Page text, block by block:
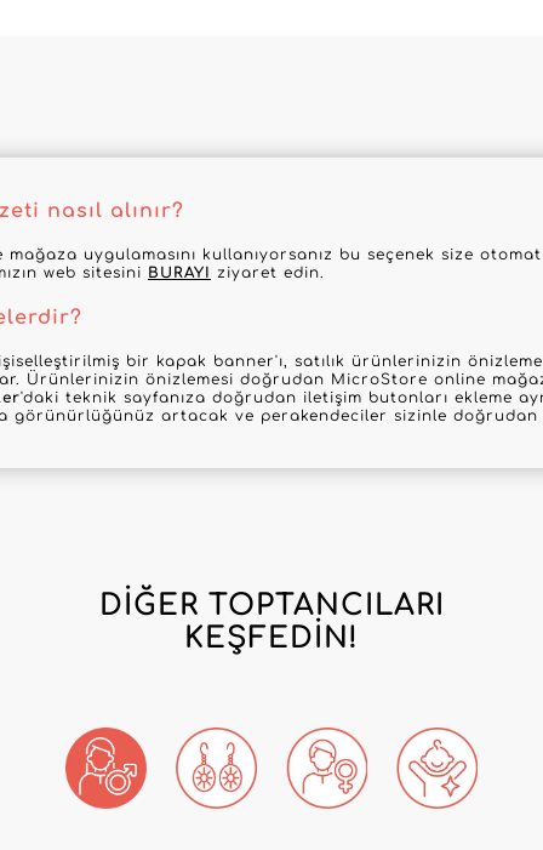
nasıl alınır?
uygulamasını kullanıyorsanız bu seçenek size
web sitesini BURAYI ziyaret edin.
bir kapak banner'ı, satılık ürünlerinizin
Ürünlerinizin önizlemesi doğrudan MicroStore online
'daki teknik sayfanıza doğrudan iletişim butonları ekleme
görünürlüğünüz artacak ve perakendeciler sizinle doğrudan
DIĞER TOPTANCILARI
KEŞFEDIN!